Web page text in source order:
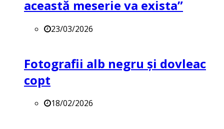
această meserie va exista”
23/03/2026
Fotografii alb negru și dovleac
copt
18/02/2026